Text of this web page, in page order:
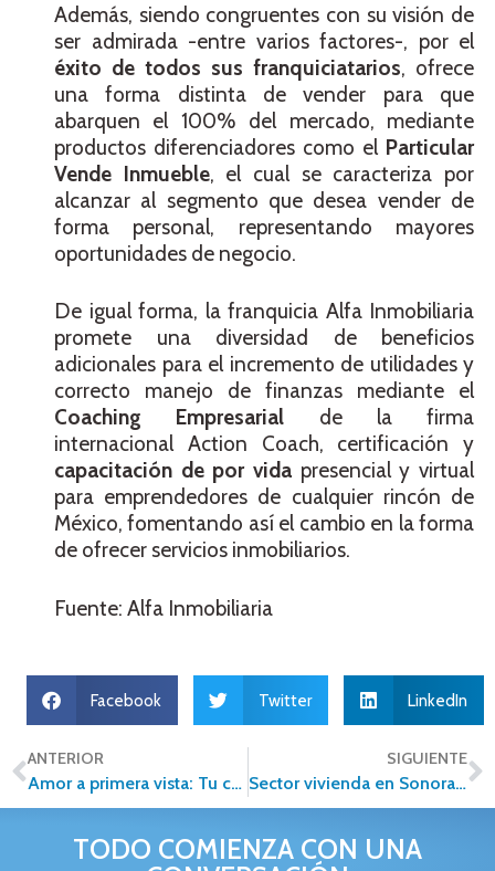
Además, siendo congruentes con su visión de
ser admirada -entre varios factores-, por el
éxito de todos sus franquiciatarios, ofrece
una forma distinta de vender para que
abarquen el 100% del mercado, mediante
productos diferenciadores como el Particular
Vende Inmueble, el cual se caracteriza por
alcanzar al segmento que desea vender de
forma personal, representando mayores
oportunidades de negocio.
De igual forma, la franquicia Alfa Inmobiliaria
promete una diversidad de beneficios
adicionales para el incremento de utilidades y
correcto manejo de finanzas mediante el
Coaching Empresarial de la firma
internacional Action Coach, certificación y
capacitación de por vida presencial y virtual
para emprendedores de cualquier rincón de
México, fomentando así el cambio en la forma
de ofrecer servicios inmobiliarios.
Fuente: Alfa Inmobiliaria
Facebook Twitter LinkedIn
ANTERIOR
Amor a primera vista: Tu casa ideal
SIGUIENTE
Sector vivienda en Sonora cerrará igual que 2015
TODO COMIENZA CON UNA